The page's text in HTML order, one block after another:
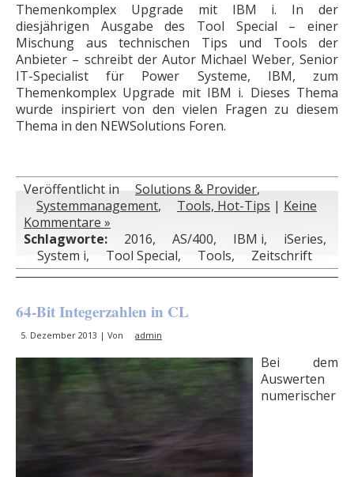
Themenkomplex Upgrade mit IBM i. In der
diesjährigen Ausgabe des Tool Special – einer
Mischung aus technischen Tips und Tools der
Anbieter – schreibt der Autor Michael Weber, Senior
IT-Specialist für Power Systeme, IBM, zum
Themenkomplex Upgrade mit IBM i. Dieses Thema
wurde inspiriert von den vielen Fragen zu diesem
Thema in den NEWSolutions Foren.
Veröffentlicht in Solutions & Provider,
Systemmanagement, Tools, Hot-Tips | Keine
Kommentare »
Schlagworte:
2016, AS/400, IBM i, iSeries,
System i, Tool Special, Tools, Zeitschrift
64-Bit Integerzahlen in CL
5. Dezember 2013 | Von admin
Bei dem
Auswerten
numerischer